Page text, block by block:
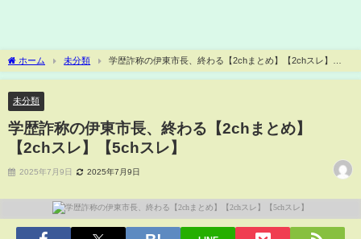
ホーム 未分類
学歴詐称の伊東市長、終わる【2chまとめ】【2chスレ】
【5chスレ】
未分類
学歴詐称の伊東市長、終わる【2chまとめ】
【2chスレ】【5chスレ】
2025年7月9日 2025年7月9日